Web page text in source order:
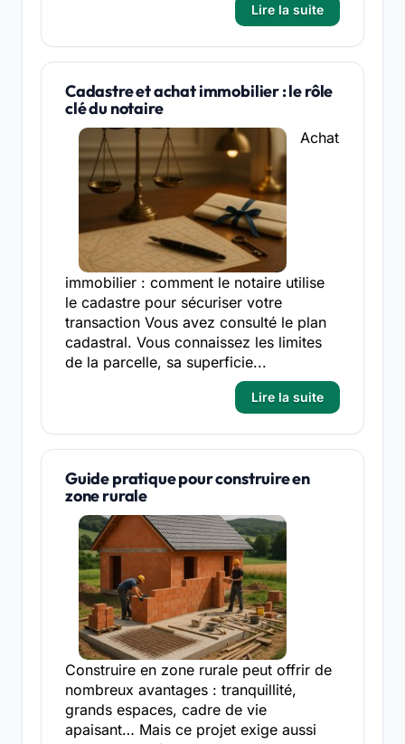
Lire la suite
Cadastre et achat immobilier : le rôle
clé du notaire
Achat
immobilier : comment le notaire utilise
le cadastre pour sécuriser votre
transaction Vous avez consulté le plan
cadastral. Vous connaissez les limites
de la parcelle, sa superficie...
Lire la suite
Guide pratique pour construire en
zone rurale
Construire en zone rurale peut offrir de
nombreux avantages : tranquillité,
grands espaces, cadre de vie
apaisant… Mais ce projet exige aussi